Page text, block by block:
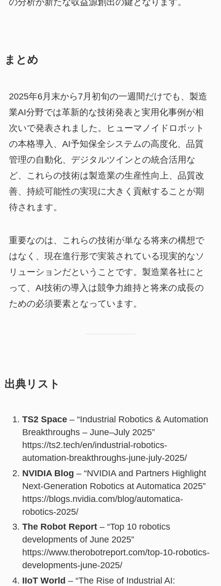
まとめ
2025年6月末から7月初旬の一週間だけでも、製造
業AI分野では革新的な技術発表と実用化事例が相
次いで発表されました。ヒューマノイドロボット
の本格導入、AI予知保全システムの高度化、品質
管理の自動化、デジタルツインとの統合活用な
ど、これらの技術は製造業の生産性向上、品質改
善、持続可能性の実現に大きく貢献することが期
待されます。
重要なのは、これらの技術が単なる将来の構想で
はなく、現在進行形で実装されている現実的なソ
リューションだということです。製造業各社にと
って、AI技術の導入は競争力維持と将来の成長の
ための必須要素となっています。
出典リスト
TS2 Space– “Industrial Robotics & Automation
Breakthroughs – June–July 2025”
https://ts2.tech/en/industrial-robotics-
automation-breakthroughs-june-july-2025/
NVIDIA Blog – “NVIDIA and Partners Highlight
Next-Generation Robotics at Automatica 2025”
https://blogs.nvidia.com/blog/automatica-
robotics-2025/
The Robot Report– “Top 10 robotics
developments of June 2025”
https://www.therobotreport.com/top-10-robotics-
developments-june-2025/
IIoT World – “The Rise of Industrial AI: